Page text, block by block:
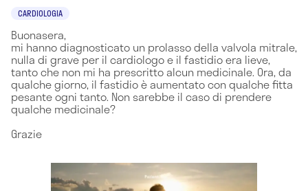
CARDIOLOGIA
Buonasera,
mi hanno diagnosticato un prolasso della valvola mitrale,
nulla di grave per il cardiologo e il fastidio era lieve,
tanto che non mi ha prescritto alcun medicinale. Ora, da
qualche giorno, il fastidio è aumentato con qualche fitta
pesante ogni tanto. Non sarebbe il caso di prendere
qualche medicinale?
Grazie